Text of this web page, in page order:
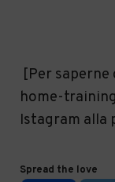
[Per
home-
Istagram alla
Spread the love